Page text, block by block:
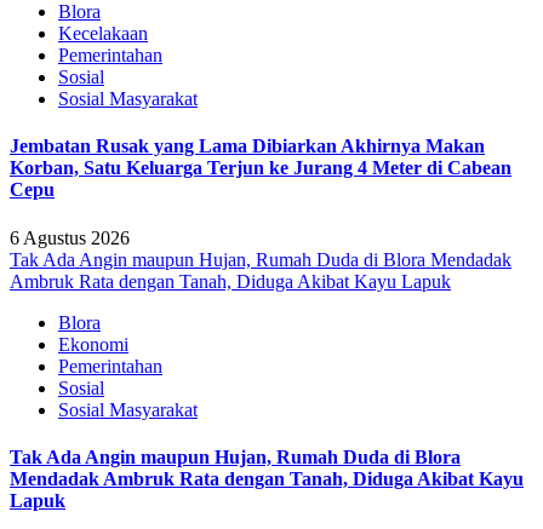
Blora
Kecelakaan
Pemerintahan
Sosial
Sosial Masyarakat
Jembatan Rusak yang Lama Dibiarkan Akhirnya Makan
Korban, Satu Keluarga Terjun ke Jurang 4 Meter di Cabean
Cepu
6 Agustus 2026
Tak Ada Angin maupun Hujan, Rumah Duda di Blora Mendadak
Ambruk Rata dengan Tanah, Diduga Akibat Kayu Lapuk
Blora
Ekonomi
Pemerintahan
Sosial
Sosial Masyarakat
Tak Ada Angin maupun Hujan, Rumah Duda di Blora
Mendadak Ambruk Rata dengan Tanah, Diduga Akibat Kayu
Lapuk